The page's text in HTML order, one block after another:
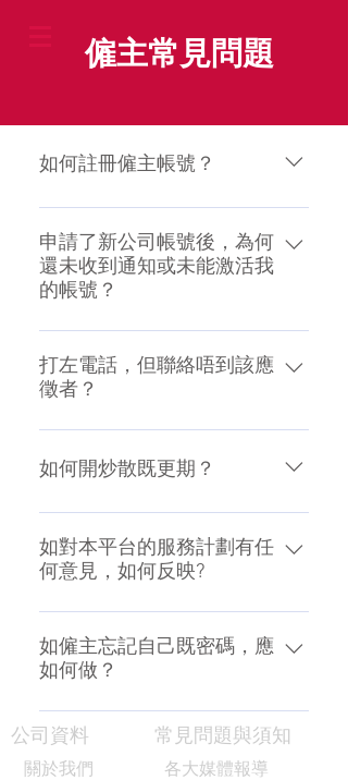
僱主常見問題
如何註冊僱主帳號？
(1) 僱主須下載 "炒散王僱主版"
App (2) 當完成下載後，如果僱主是
新用戶，請按註冊，填妥所有資料
後，然後按申請 (3) 當我們收到新僱
核時間為30分鐘以內。 ( 於辦公時
間：09:00 - 23:00 ) (4) 當我們確認僱
號已被激活，然後可以刊登招聘廣
們！
申請了新公司帳號後，為何
還未收到通知或未能激活我
的帳號？
(a) 僱主有可能還未提交閣下公司的
商業登記或填寫閣下的公司名稱，
所以有機會延遲或不批准該帳。當
後，有任何疑問，請致電或
線，我們會盡力幫你解決！ (b) 本
平台服務的使用也受我們的隱私條
款及使用條款制約，所以我們基於
益，不便之處，敬請體諒。
打左電話，但聯絡唔到該應
徵者？
我們建議僱主如果電話聯絡不到應
徵者，請 WhatsApp 訊息給應徵者
或上學中，未能夠即時接聽您的電
話! 敬請體諒 ! 以過往數據顯示，如
僱主 WhatsApp 訊息給應徵者，
如何開炒散既更期？
開炒散更期的程序可以 WhatsApp
+852 5614 4094 了解更多
如對本平台的服務計劃有任
何意見，如何反映?
如閣下對本平台有任何意見，可以
按＂聯絡我們＂提出意見，我地會
盡快回覆閣下及非常樂意接受閣下
如僱主忘記自己既密碼，應
如何做？
請閣下在登入時按＂忘記密碼＂程
序。
公司資料
關於我們
常見問題與須知
各大媒體報導